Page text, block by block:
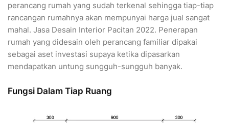
perancang rumah yang sudah terkenal sehingga tiap-tiap
rancangan rumahnya akan mempunyai harga jual sangat
mahal. Jasa Desain Interior Pacitan 2022. Penerapan
rumah yang didesain oleh perancang familiar dipakai
sebagai aset investasi supaya ketika dipasarkan
mendapatkan untung sungguh-sungguh banyak.
Fungsi Dalam Tiap Ruang